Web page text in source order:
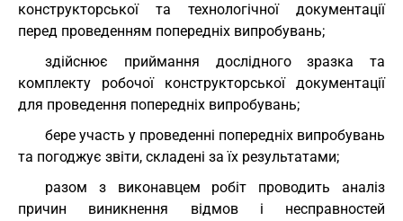
конструкторської та технологічної документації
перед проведенням попередніх випробувань;
здійснює приймання дослідного зразка та
комплекту робочої конструкторської документації
для проведення попередніх випробувань;
бере участь у проведенні попередніх випробувань
та погоджує звіти, складені за їх результатами;
разом з виконавцем робіт проводить аналіз
причин виникнення відмов і несправностей